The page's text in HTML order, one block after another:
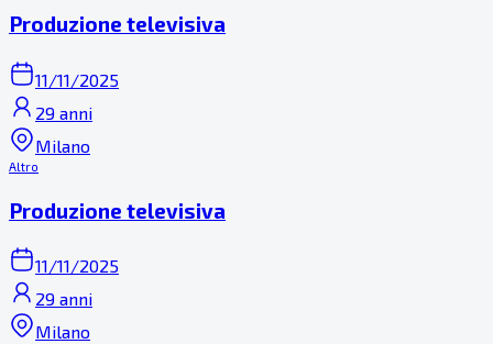
Produzione televisiva
11/11/2025
29 anni
Milano
Altro
Produzione televisiva
11/11/2025
29 anni
Milano